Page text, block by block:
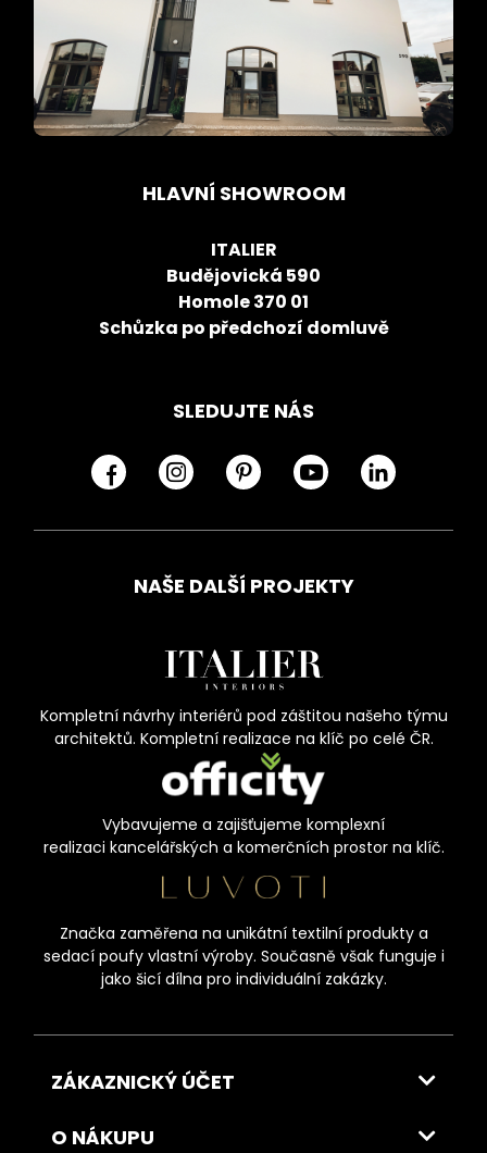
HLAVNÍ SHOWROOM
ITALIER
Budějovická 590
Homole 370 01
Schůzka po předchozí domluvě
SLEDUJTE NÁS
NAŠE DALŠÍ PROJEKTY
Kompletní návrhy interiérů pod záštitou našeho týmu
architektů. Kompletní realizace na klíč po celé ČR.
Vybavujeme a zajišťujeme komplexní
realizaci kancelářských a komerčních prostor na klíč.
Značka zaměřena na unikátní textilní produkty a
sedací poufy vlastní výroby. Současně však funguje i
jako šicí dílna pro individuální zakázky.
ZÁKAZNICKÝ ÚČET
O NÁKUPU